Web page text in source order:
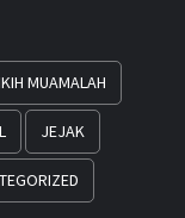
MUAMALAH
JEJAK